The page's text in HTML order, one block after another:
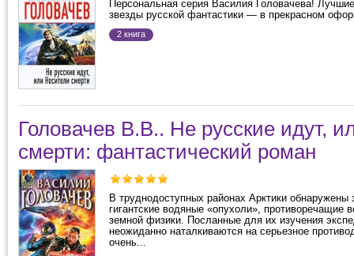
Персональная серия Василия Головачева!
звезды русской фантастики — в прекрасном
2 книга
Головачев В.В.. Не русские идут,
смерти: фантастический роман
В труднодоступных районах Арктики обнаружены
гигантские водяные «опухоли», противоречащие
земной физики. Посланные для их изучения
неожиданно наталкиваются на серьезное
очень...